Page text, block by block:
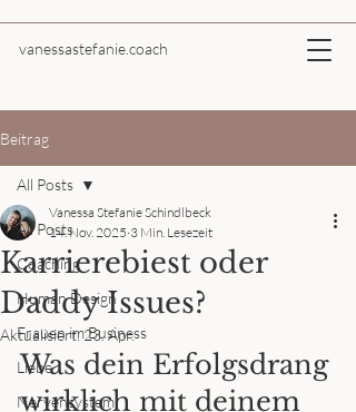
vanessastefanie.coach
Beitrag
All Posts
Coaching
Human Design
Frauen im Business
Liebe
Nervensystem
All Posts
Karrierebiest oder
Daddy Issues?
Vanessa Stefanie Schindlbeck
14. Nov. 2025 3 Min. Lesezeit
Aktualisiert:23. Apr.
Was dein Erfolgsdrang
wirklich mit deinem